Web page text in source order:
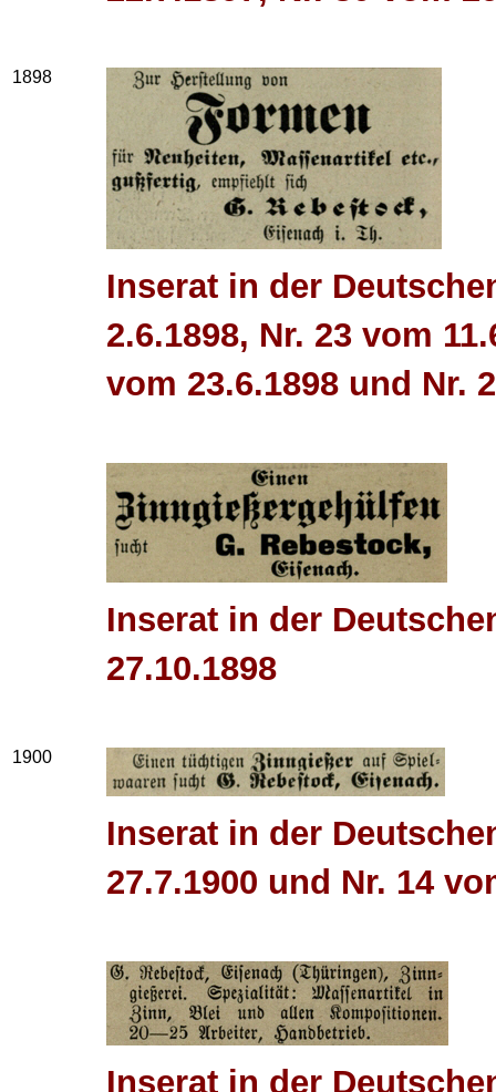
1898
Inserat in der
2.6.1898, Nr. 23 vom
vom 23.6.1898 und Nr.
Inserat in der
27.10.1898
1900
Inserat in der
27.7.1900 und Nr. 14
Inserat in der